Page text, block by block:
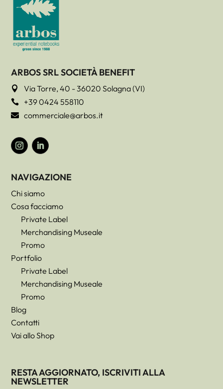
ARBOS SRL SOCIETÀ BENEFIT
 Via Torre, 40 - 36020 Solagna (VI)
 +39 0424 558110
 commerciale@arbos.it
NAVIGAZIONE
Chi siamo
Cosa facciamo
Private Label
Merchandising Museale
Promo
Portfolio
Private Label
Merchandising Museale
Promo
Blog
Contatti
Vai allo Shop
RESTA AGGIORNATO, ISCRIVITI ALLA
NEWSLETTER